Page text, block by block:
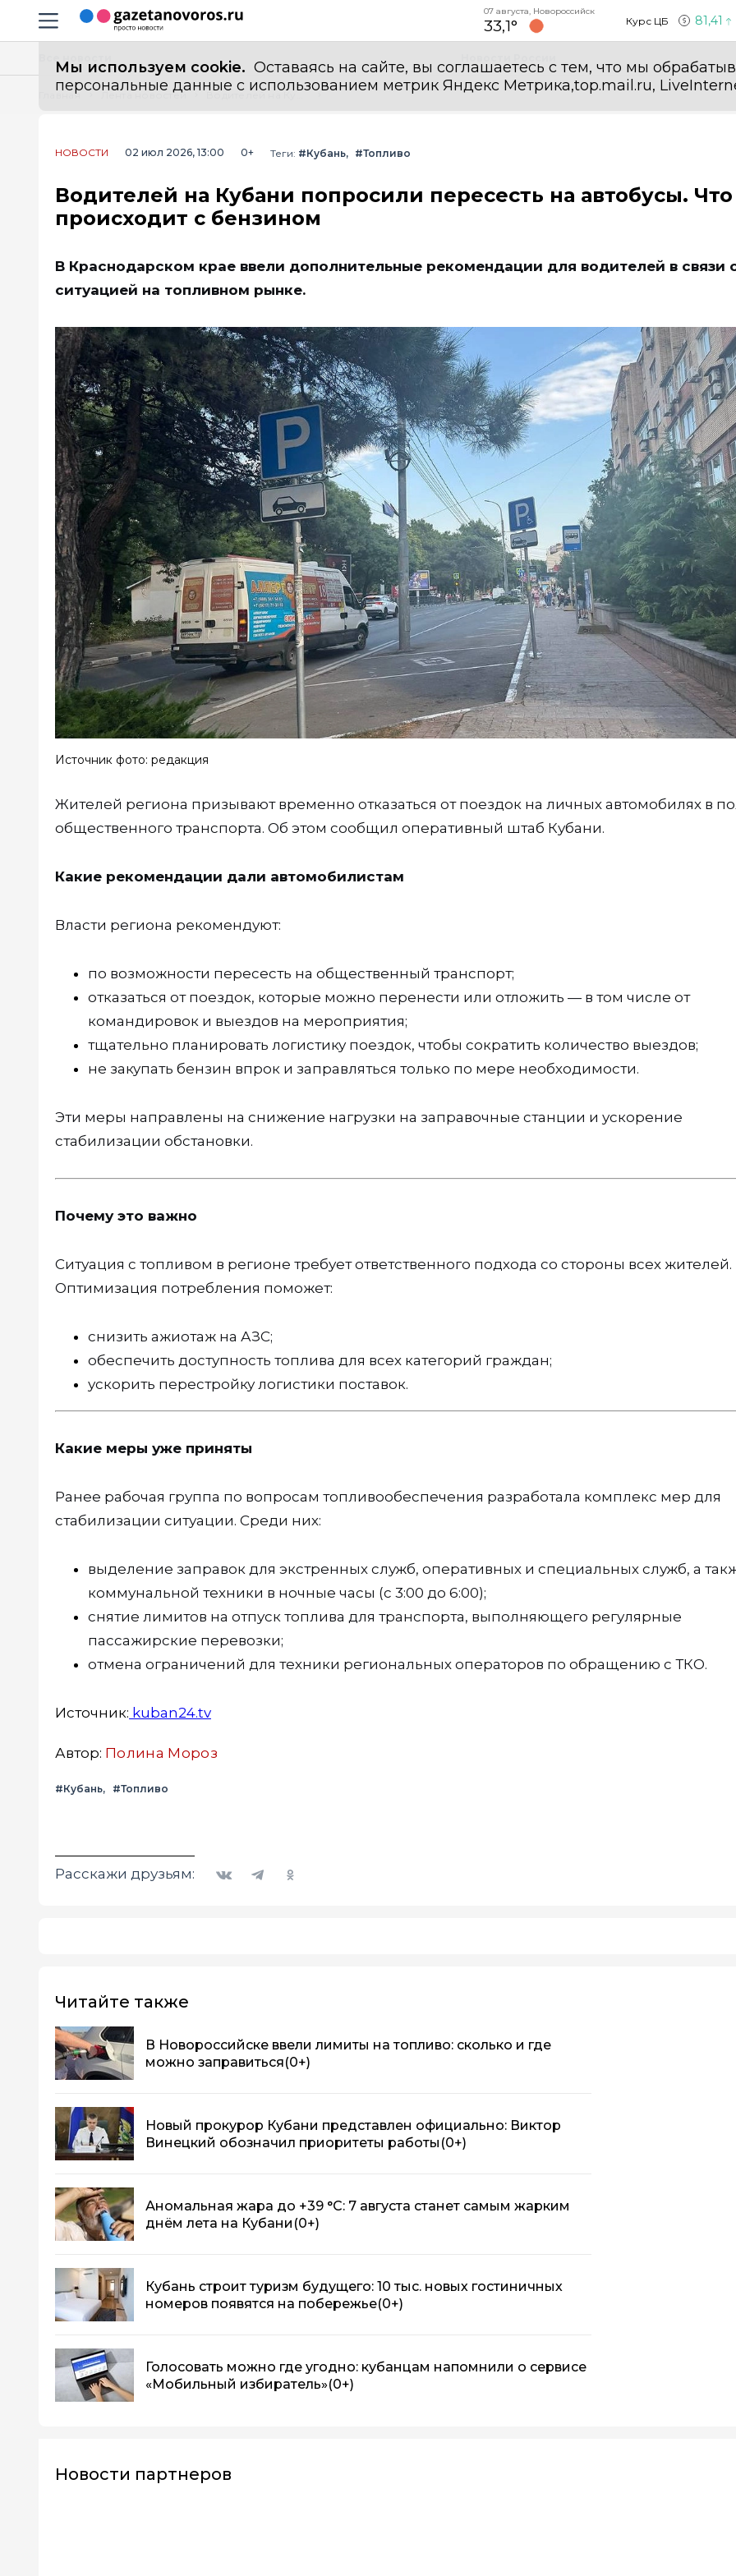
Навигация сайта
07 августа, Новороссийск
33,1° Курс ЦБ 81,41
Мы используем cookie. Оставаясь на сайте, вы соглашаетесь с тем, что мы
персональные данные с использованием метрик Яндекс Метрика,top.mail.ru,
Главная Лента новостей Водителей на Кубани попросили пересесть на автобусы. Что происходит с бензином
НОВОСТИ 02 июл 2026, 13:00 0+ Теги: #Кубань #Топливо
Водителей на Кубани попросили пересесть на автобусы. Что
происходит с бензином
В Краснодарском крае ввели дополнительные рекомендации для водителей в связи
ситуацией на топливном рынке.
Источник фото: редакция
Жителей региона призывают временно отказаться от поездок на личных автомобилях в
общественного транспорта. Об этом сообщил оперативный штаб Кубани.
Какие рекомендации дали автомобилистам
Власти региона рекомендуют:
по возможности пересесть на общественный транспорт;
отказаться от поездок, которые можно перенести или отложить — в том числе от
командировок и выездов на мероприятия;
тщательно планировать логистику поездок, чтобы сократить количество выездов;
не закупать бензин впрок и заправляться только по мере необходимости.
Эти меры направлены на снижение нагрузки на заправочные станции и ускорение
стабилизации обстановки.
Почему это важно
Ситуация с топливом в регионе требует ответственного подхода со стороны всех жителей.
Оптимизация потребления поможет:
снизить ажиотаж на АЗС;
обеспечить доступность топлива для всех категорий граждан;
ускорить перестройку логистики поставок.
Какие меры уже приняты
Ранее рабочая группа по вопросам топливообеспечения разработала комплекс мер для
стабилизации ситуации. Среди них:
выделение заправок для экстренных служб, оперативных и специальных служб, а
коммунальной техники в ночные часы (с 3:00 до 6:00);
снятие лимитов на отпуск топлива для транспорта, выполняющего регулярные
пассажирские перевозки;
отмена ограничений для техники региональных операторов по обращению с ТКО.
Источник: kuban24.tv
Автор: Полина Мороз
#Кубань #Топливо
Расскажи друзьям:
Читайте также
В Новороссийске ввели лимиты на топливо: сколько и где
можно заправиться(0+)
Новый прокурор Кубани представлен официально: Виктор
Винецкий обозначил приоритеты работы (0+)
Аномальная жара до +39 °C: 7 августа станет самым жарким
днём лета на Кубани (0+)
Кубань строит туризм будущего: 10 тыс. новых гостиничных
номеров появятся на побережье(0+)
Голосовать можно где угодно: кубанцам напомнили о сервисе
«Мобильный избиратель»(0+)
Новости партнеров